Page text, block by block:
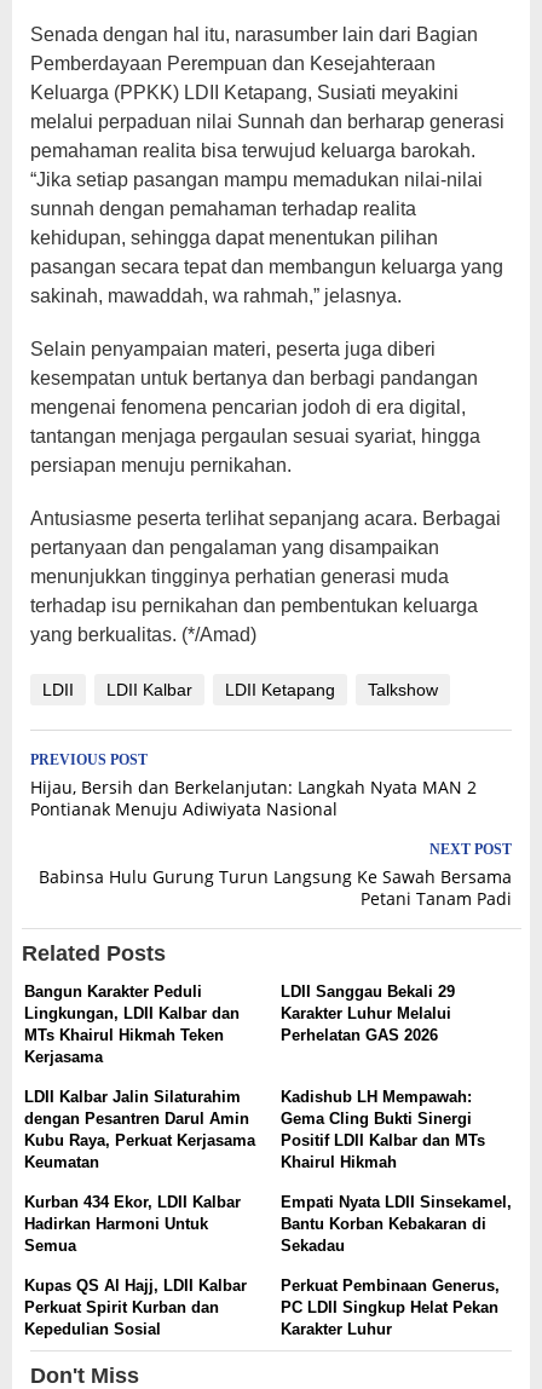
Senada dengan hal itu, narasumber lain dari Bagian
Pemberdayaan Perempuan dan Kesejahteraan
Keluarga (PPKK) LDII Ketapang, Susiati meyakini
melalui perpaduan nilai Sunnah dan berharap generasi
pemahaman realita bisa terwujud keluarga barokah.
“Jika setiap pasangan mampu memadukan nilai-nilai
sunnah dengan pemahaman terhadap realita
kehidupan, sehingga dapat menentukan pilihan
pasangan secara tepat dan membangun keluarga yang
sakinah, mawaddah, wa rahmah,” jelasnya.
Selain penyampaian materi, peserta juga diberi
kesempatan untuk bertanya dan berbagi pandangan
mengenai fenomena pencarian jodoh di era digital,
tantangan menjaga pergaulan sesuai syariat, hingga
persiapan menuju pernikahan.
Antusiasme peserta terlihat sepanjang acara. Berbagai
pertanyaan dan pengalaman yang disampaikan
menunjukkan tingginya perhatian generasi muda
terhadap isu pernikahan dan pembentukan keluarga
yang berkualitas. (*/Amad)
LDII LDII Kalbar LDII Ketapang Talkshow
Post
navigation
PREVIOUS POST
Hijau, Bersih dan Berkelanjutan: Langkah Nyata MAN 2
Pontianak Menuju Adiwiyata Nasional
NEXT POST
Babinsa Hulu Gurung Turun Langsung Ke Sawah Bersama
Petani Tanam Padi
Related Posts
Bangun Karakter Peduli
Lingkungan, LDII Kalbar dan
MTs Khairul Hikmah Teken
Kerjasama
LDII Sanggau Bekali 29
Karakter Luhur Melalui
Perhelatan GAS 2026
LDII Kalbar Jalin Silaturahim
dengan Pesantren Darul Amin
Kubu Raya, Perkuat Kerjasama
Keumatan
Kadishub LH Mempawah:
Gema Cling Bukti Sinergi
Positif LDII Kalbar dan MTs
Khairul Hikmah
Kurban 434 Ekor, LDII Kalbar
Hadirkan Harmoni Untuk
Semua
Empati Nyata LDII Sinsekamel,
Bantu Korban Kebakaran di
Sekadau
Kupas QS Al Hajj, LDII Kalbar
Perkuat Spirit Kurban dan
Kepedulian Sosial
Perkuat Pembinaan Generus,
PC LDII Singkup Helat Pekan
Karakter Luhur
Don't Miss